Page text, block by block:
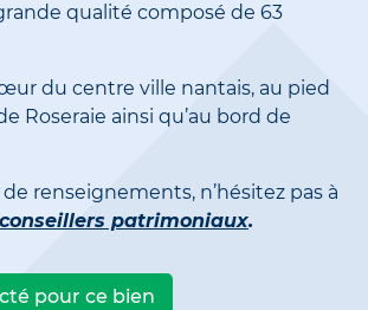
qualité composé de 63
du centre ville nantais, au pied
Roseraie ainsi qu’au bord de
renseignements, n’hésitez pas à
patrimoniaux.
pour ce bien